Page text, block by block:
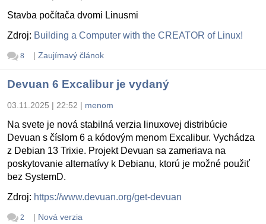
Stavba počítača dvomi Linusmi
Zdroj: Building a Computer with the CREATOR of Linux!
8 | Zaujímavý článok
Devuan 6 Excalibur je vydaný
03.11.2025 | 22:52 | menom
Na svete je nová stabilná verzia linuxovej distribúcie
Devuan s číslom 6 a kódovým menom Excalibur. Vychádza
z Debian 13 Trixie. Projekt Devuan sa zameriava na
poskytovanie alternatívy k Debianu, ktorú je možné použiť
bez SystemD.
Zdroj: https://www.devuan.org/get-devuan
2 | Nová verzia